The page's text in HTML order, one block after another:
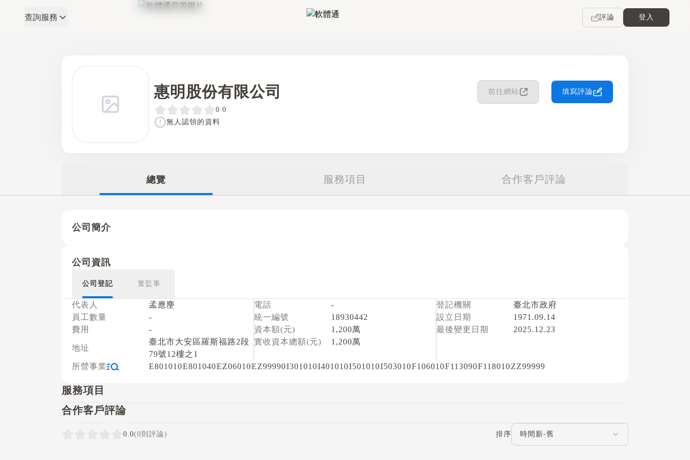
軟體通
查詢服務 評論 登入
惠明股份有限公司 前往網站 填寫評論
0.0
無人認領的資料
總覽 服務項目 合作客戶評論
公司簡介
公司資訊
公司登記 董監事
代表人
孟應麈
員工數量
-
費用
-
地址
臺北市大安區羅斯福路2段
79號12樓之1
電話
-
統一編號
18930442
資本額(元)
1,200萬
實收資本總額(元)
1,200萬
登記機關
臺北市政府
設立日期
1971.09.14
最後變更日期
2025.12.23
所營事業 E801010E801040EZ06010EZ99990I301010I401010I501010I503010F106010F113090F118010ZZ99999
服務項目
合作客戶評論
0.0(0則評論) 排序
評論排序